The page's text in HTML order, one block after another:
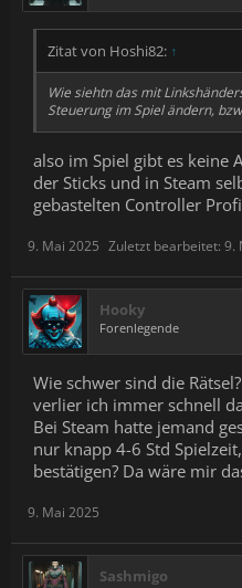
Zitat von Hoshi82: ↑
Wie siehtn das mit
Steuerung im Spiel ändern,
also im Spiel gibt es keine
der Sticks und in Steam
gebastelten Controller
9. Mai 2025 Zuletzt bearbeitet: 9.
Hooky
Forenlegende
Wie schwer sind die
verlier ich immer schnell
Bei Steam hatte jemand
nur knapp 4-6 Std
bestätigen? Da wäre mir
9. Mai 2025
Sashmigo